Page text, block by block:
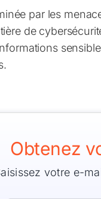
par les
de
Obtenez
votre e-